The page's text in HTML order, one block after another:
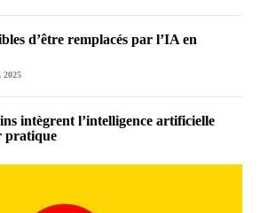
d’être remplacés par l’IA en
2025
intègrent l’intelligence artificielle
pratique